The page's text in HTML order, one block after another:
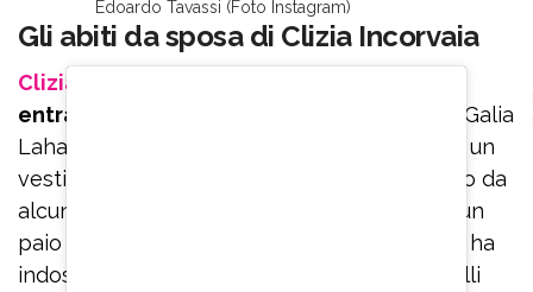
Edoardo Tavassi (Foto Instagram)
Gli abiti da sposa di Clizia Incorvaia
Clizia Incorvaia
entrambi bianchi e firmati
dal luxury brand Galia
Lahav. Per la cerimonia nuziale ha sfoggiato un
vestito a sirena senza spalline arricchito solo da
alcuni dettagli in pizzo sulla scollatura e da un
paio di guanti al gomito coordinati. La sposa ha
indossato un velo di tulle e ha tenuto i capelli